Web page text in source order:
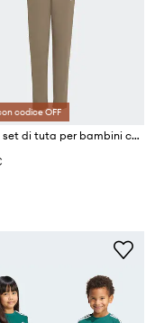
codice OFF
adidas set di tuta per bambini con cotone